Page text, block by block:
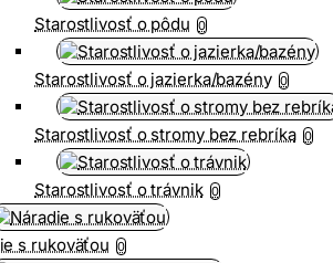
Starostlivosť o pôdu 0
Starostlivosť o jazierka/bazény 0
Starostlivosť o stromy bez rebríka 0
Starostlivosť o trávnik 0
s rukoväťou 0